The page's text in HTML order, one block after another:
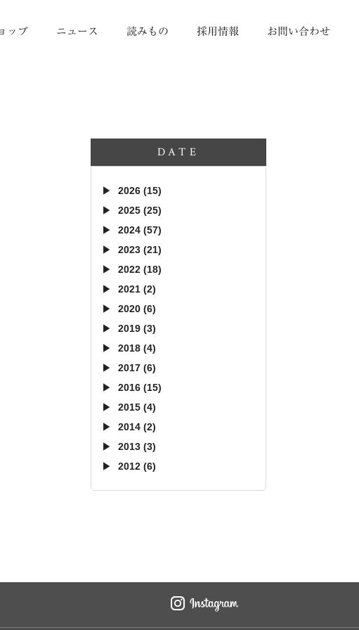
ップ ニュース 読みもの 採用情報 お問い合わせ
DATE
2026 (15)
2025 (25)
2024 (57)
2023 (21)
2022 (18)
2021 (2)
2020 (6)
2019 (3)
2018 (4)
2017 (6)
2016 (15)
2015 (4)
2014 (2)
2013 (3)
2012 (6)